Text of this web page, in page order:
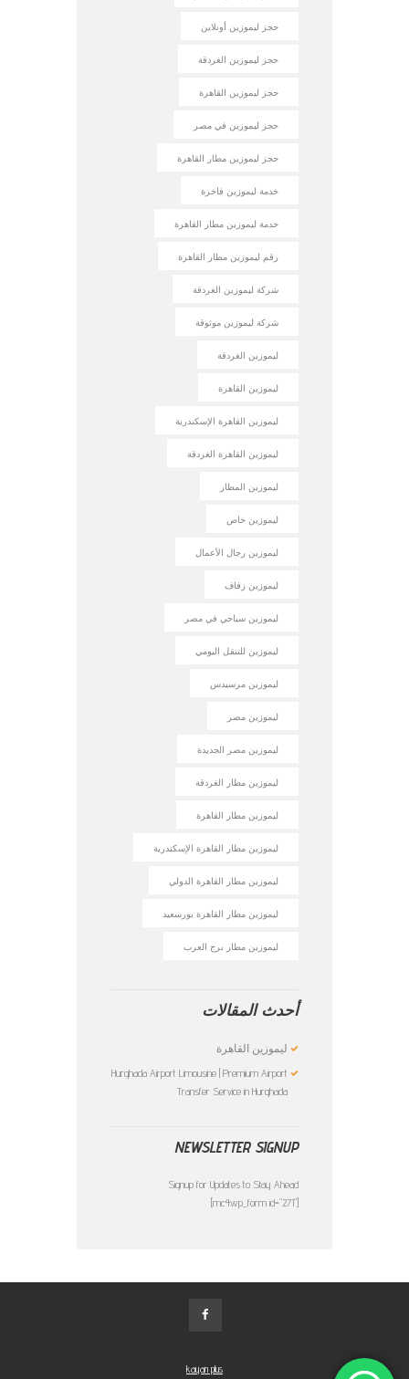
حجز ليموزين أونلاين
حجز ليموزين الغردقة
حجز ليموزين القاهرة
حجز ليموزين في مصر
حجز ليموزين مطار القاهرة
خدمة ليموزين فاخرة
خدمة ليموزين مطار القاهرة
رقم ليموزين مطار القاهرة
شركة ليموزين الغردقة
شركة ليموزين موثوقة
ليموزين الغردقة
ليموزين القاهرة
ليموزين القاهرة الإسكندرية
ليموزين القاهرة الغردقة
ليموزين المطار
ليموزين خاص
ليموزين رجال الأعمال
ليموزين زفاف
ليموزين سياحي في مصر
ليموزين للتنقل اليومي
ليموزين مرسيدس
ليموزين مصر
ليموزين مصر الجديدة
ليموزين مطار الغردقة
ليموزين مطار القاهرة
ليموزين مطار القاهرة الإسكندرية
ليموزين مطار القاهرة الدولي
ليموزين مطار القاهرة بورسعيد
ليموزين مطار برج العرب
أحدث المقالات
ليموزين القاهرة
Hurghada Airport Limousine | Premium Airport
Transfer Service in Hurghada
NEWSLETTER SIGNUP
Signup for Updates to Stay Ahead
[mc4wp_form id="271"]
kayan plus